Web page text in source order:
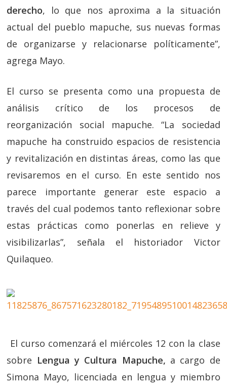
derecho, lo que nos aproxima a la situación
actual del pueblo mapuche, sus nuevas formas
de organizarse y relacionarse políticamente”,
agrega Mayo.
El curso se presenta como una propuesta de
análisis crítico de los procesos de
reorganización social mapuche. “La sociedad
mapuche ha construido espacios de resistencia
y revitalización en distintas áreas, como las que
revisaremos en el curso. En este sentido nos
parece importante generar este espacio a
través del cual podemos tanto reflexionar sobre
estas prácticas como ponerlas en relieve y
visibilizarlas”, señala el historiador Victor
Quilaqueo.
El curso comenzará el miércoles 12 con la clase
sobre Lengua y Cultura Mapuche, a cargo de
Simona Mayo, licenciada en lengua y miembro